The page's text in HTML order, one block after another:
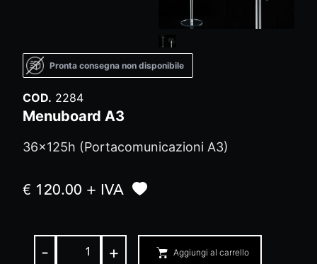
Pronta consegna non disponibile
COD. 2284
Menuboard A3
36x125h (Portacomunicazioni A3)
€ 120.00 + IVA
- + Aggiungi al carrello